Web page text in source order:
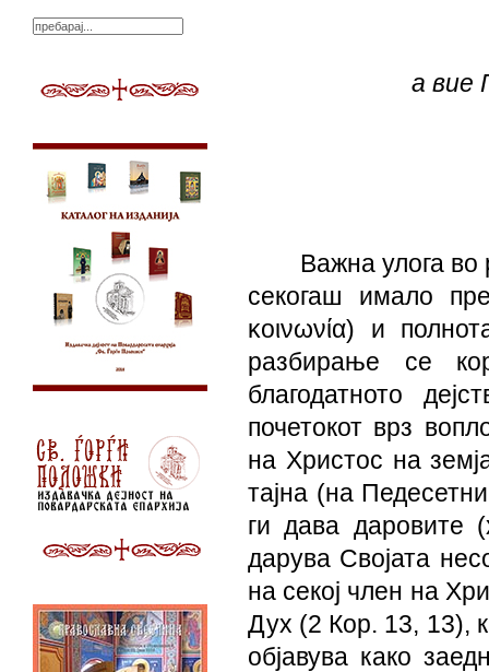
а вие
Важна улога во
секогаш имало
κοινωνία) и
разбирање се
благодатното
почетокот врз
на Христос на
тајна (на
ги дава даровите
дарува Својата
на секој член на
Дух (2 Кор. 13, 13),
објавува како